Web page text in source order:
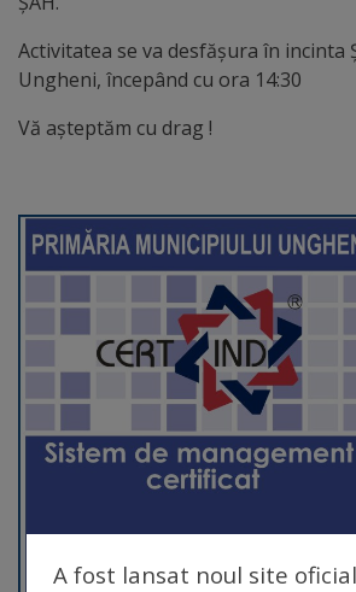
Ungheniul
turistic
Obiective
Sculpturi
(harta
sculpturilor)
Monumente
arhitecturale
Activitatea se va desfășura în incinta
Ungheni, începând cu ora 14:30
Vă așteptăm cu drag !
A fost lansat noul site